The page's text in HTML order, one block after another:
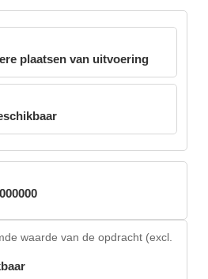
plaatsen van uitvoering
waarde van de opdracht (excl.